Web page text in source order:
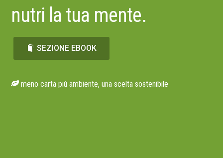
nutri la tua mente.
SEZIONE EBOOK
meno carta più ambiente, una scelta sostenibile